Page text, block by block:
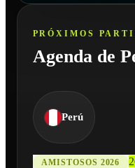
PRÓXIMOS
Agenda de
Perú
AMISTOSOS 2026